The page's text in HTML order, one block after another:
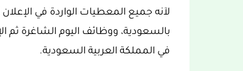
لآنه جميع المعطيات الواردة في
بالسعودية، ووظائف اليوم الشاغرة ثم
في المملكة العربية السعودية.